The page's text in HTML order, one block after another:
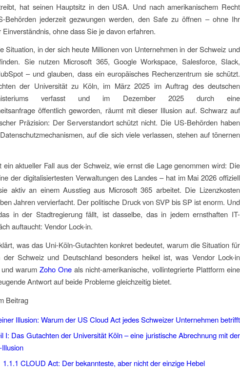
hat seinen Hauptsitz in den USA. Und nach amerikanischem Recht
Behörden jederzeit gezwungen werden, den Safe zu öffnen – ohne Ihr
ohne dass Sie je davon erfahren.
Situation, in der sich heute Millionen von Unternehmen in der Schweiz und
Sie nutzen Microsoft 365, Google Workspace, Salesforce, Slack,
– und glauben, dass ein europäisches Rechenzentrum sie schützt.
der Universität zu Köln, im März 2025 im Auftrag des deutschen
verfasst und im Dezember 2025 durch eine
öffentlich geworden, räumt mit dieser Illusion auf. Schwarz auf
Präzision: Der Serverstandort schützt nicht. Die US-Behörden haben
auf die sich viele verlassen, stehen auf tönernen
ein aktueller Fall aus der Schweiz, wie ernst die Lage genommen wird: Die
der digitalisiertesten Verwaltungen des Landes – hat im Mai 2026 offiziell
aktiv an einem Ausstieg aus Microsoft 365 arbeitet. Die Lizenzkosten
Jahren vervierfacht. Der politische Druck von SVP bis SP ist enorm. Und
in der Stadtregierung fällt, ist dasselbe, das in jedem ernsthaften IT-
auftaucht: Vendor Lock-in.
was das Uni-Köln-Gutachten konkret bedeutet, warum die Situation für
der Schweiz und Deutschland besonders heikel ist, was Vendor Lock-in
warum Zoho One als nicht-amerikanische, vollintegrierte Plattform eine
Antwort auf beide Probleme gleichzeitig bietet.
Beitrag
Illusion: Warum der US Cloud Act jedes Schweizer Unternehmen betrifft
I: Das Gutachten der Universität Köln – eine juristische Abrechnung mit der
1.1.1 CLOUD Act: Der bekannteste, aber nicht der einzige Hebel